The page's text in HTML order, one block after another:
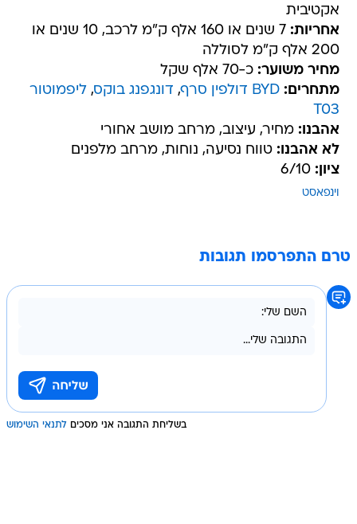
אקטיבית
אחריות:
7 שנים או 160 אלף ק"מ לרכב, 10 שנים או
200 אלף ק"מ לסוללה
מחיר משוער: כ-70 אלף שקל
מתחרים: BYD דולפין סרף , דונגפנג בוקס,ליפמוטור
T03
אהבנו: מחיר, עיצוב, מרחב מושב אחורי
לא אהבנו: טווח נסיעה, נוחות, מרחב מלפנים
ציון: 6/10
וינפאסט
טרם התפרסמו תגובות
בשליחת התגובה אני מסכים לתנאי השימוש